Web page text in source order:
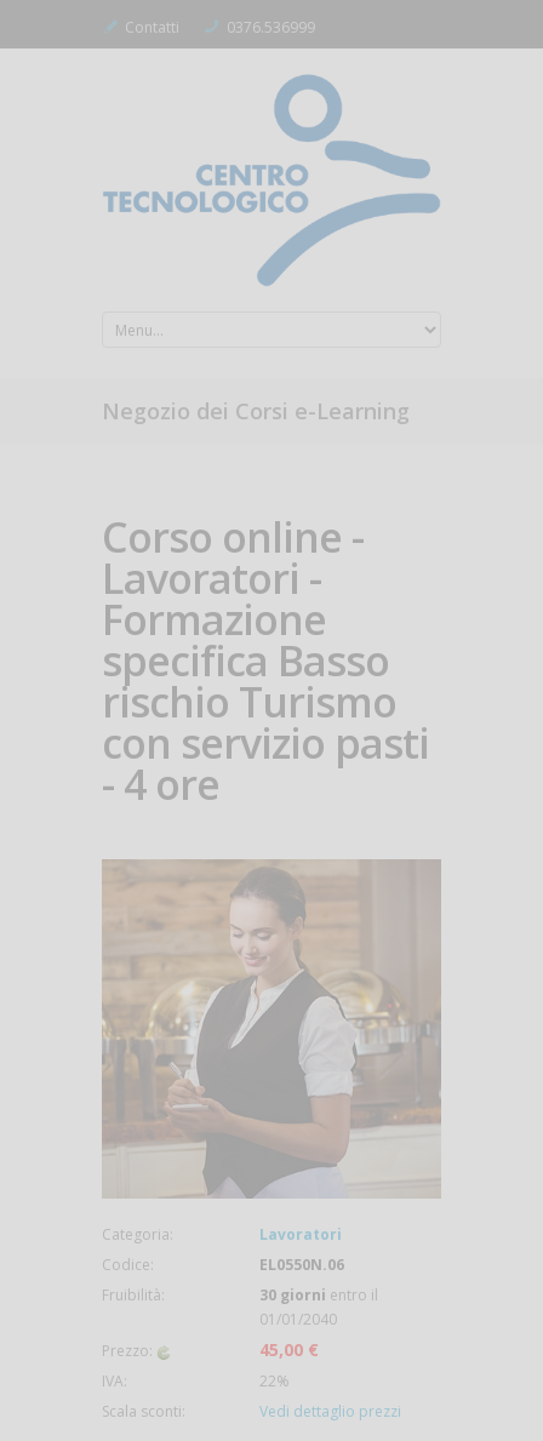
Contatti 0376.536999
Negozio dei Corsi e-Learning
Corso online -
Lavoratori -
Formazione
specifica Basso
rischio Turismo
con servizio pasti
- 4 ore
Categoria:
Lavoratori
Codice:
EL0550N.06
Fruibilità:
30 giorni entro il
01/01/2040
Prezzo:
45,00 €
IVA:
22%
Scala sconti:
Vedi dettaglio prezzi